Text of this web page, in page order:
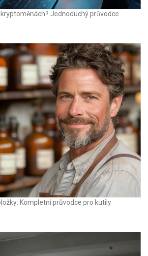
Jednoduchý průvodce
Kompletní průvodce pro kutily